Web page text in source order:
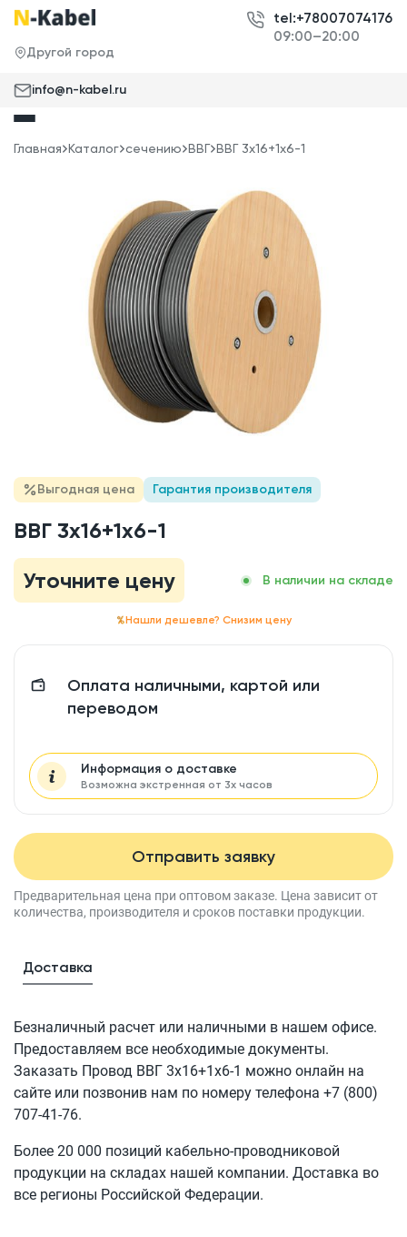
Другой город
tel:+78007074176
09:00–20:00
info@n-kabel.ru
Главная Каталог сечению ВВГ ВВГ 3x16+1x6-1
Выгодная цена Гарантия производителя
ВВГ 3x16+1x6-1
Уточните цену
В наличии на складе
Нашли дешевле? Снизим цену
Отправить заявку
Предварительная цена при оптовом заказе. Цена зависит от
количества, производителя и сроков поставки продукции.
Оплата наличными, картой или
переводом
Информация о доставке
Возможна экстренная от 3х часов
Доставка
Безналичный расчет или наличными в нашем офисе.
Предоставляем все необходимые документы.
Заказать Провод ВВГ 3x16+1x6-1 можно онлайн на
сайте или позвонив нам по номеру телефона +7 (800)
707-41-76.
Более 20 000 позиций кабельно-проводниковой
продукции на складах нашей компании. Доставка во
все регионы Российской Федерации.